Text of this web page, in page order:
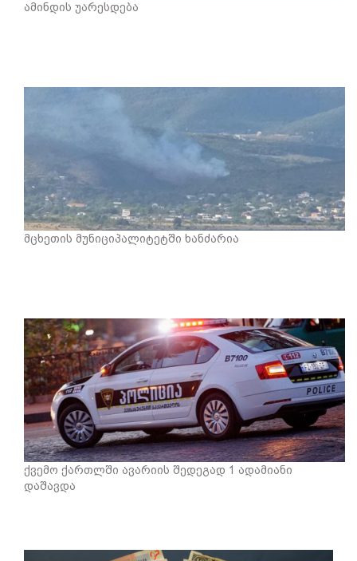
ამინდის უარესდება
მცხეთის მუნიციპალიტეტში ხანძარია
ქვემო ქართლში ავარიის შედეგად 1 ადამიანი
დაშავდა